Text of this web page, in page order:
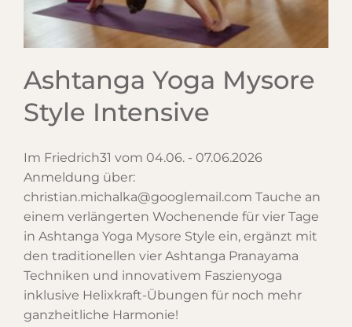
Ashtanga Yoga Mysore
Style Intensive
Im Friedrich31 vom 04.06. - 07.06.2026
Anmeldung über:
christian.michalka@googlemail.com Tauche an
einem verlängerten Wochenende für vier Tage
in Ashtanga Yoga Mysore Style ein, ergänzt mit
den traditionellen vier Ashtanga Pranayama
Techniken und innovativem Faszienyoga
inklusive Helixkraft-Übungen für noch mehr
ganzheitliche Harmonie!